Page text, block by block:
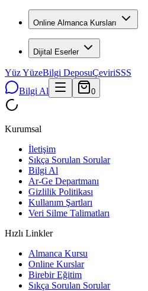
Online Almanca Kursları
Dijital Eserler
Yüz YüzeBilgi DeposuÇeviriSSS
Bilgi Al
0
Kurumsal
İletişim
Sıkça Sorulan Sorular
Bilgi Al
Ar-Ge Departmanı
Gizlilik Politikası
Kullanım Şartları
Veri Silme Talimatları
Hızlı Linkler
Almanca Kursu
Online Kurslar
Birebir Eğitim
Sıkça Sorulan Sorular